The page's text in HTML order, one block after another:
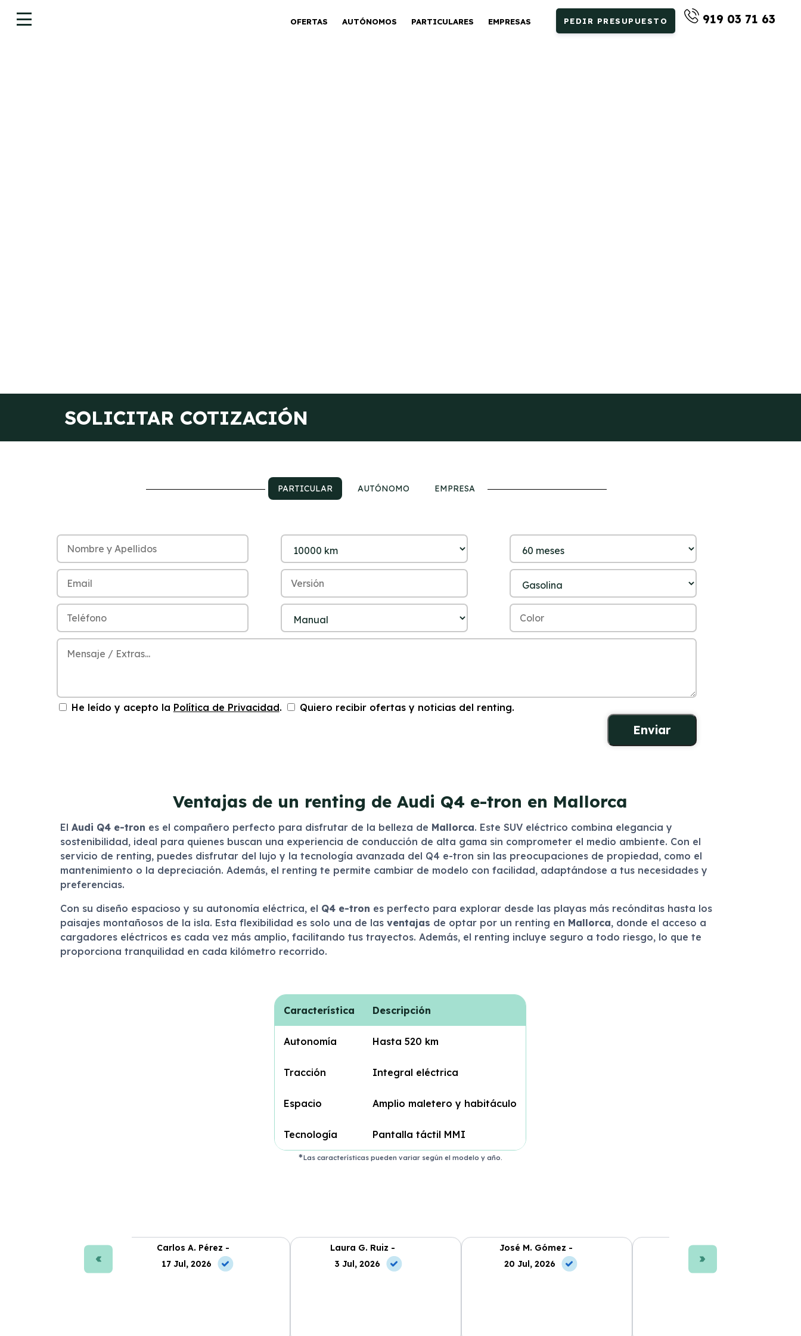
OFERTAS AUTÓNOMOS PARTICULARES EMPRESAS PEDIR PRESUPUESTO 919 03 71 63
SOLICITAR COTIZACIÓN
PARTICULAR AUTÓNOMO EMPRESA
He leído y acepto la Política de Privacidad. Quiero recibir ofertas y noticias del renting.
Ventajas de un renting de Audi Q4 e-tron en Mallorca
El Audi Q4 e-tron es el compañero perfecto para disfrutar de la belleza de Mallorca. Este SUV eléctrico combina elegancia y
sostenibilidad, ideal para quienes buscan una experiencia de conducción de alta gama sin comprometer el medio ambiente. Con el
servicio de renting, puedes disfrutar del lujo y la tecnología avanzada del Q4 e-tron sin las preocupaciones de propiedad, como el
mantenimiento o la depreciación. Además, el renting te permite cambiar de modelo con facilidad, adaptándose a tus necesidades y
preferencias.
Con su diseño espacioso y su autonomía eléctrica, el Q4 e-tron es perfecto para explorar desde las playas más recónditas hasta los
paisajes montañosos de la isla. Esta flexibilidad es solo una de las ventajas de optar por un renting en Mallorca, donde el acceso a
cargadores eléctricos es cada vez más amplio, facilitando tus trayectos. Además, el renting incluye seguro a todo riesgo, lo que te
proporciona tranquilidad en cada kilómetro recorrido.
Característica Descripción
Autonomía Hasta 520 km
Tracción Integral eléctrica
Espacio Amplio maletero y habitáculo
Tecnología Pantalla táctil MMI
Las características pueden variar según el modelo y año.
Carlos A. Pérez -
17 Jul, 2026
Laura G. Ruiz -
3 Jul, 2026
José M. Gómez -
20 Jul, 2026
Ana L. Fernández -
10 Jul, 2026